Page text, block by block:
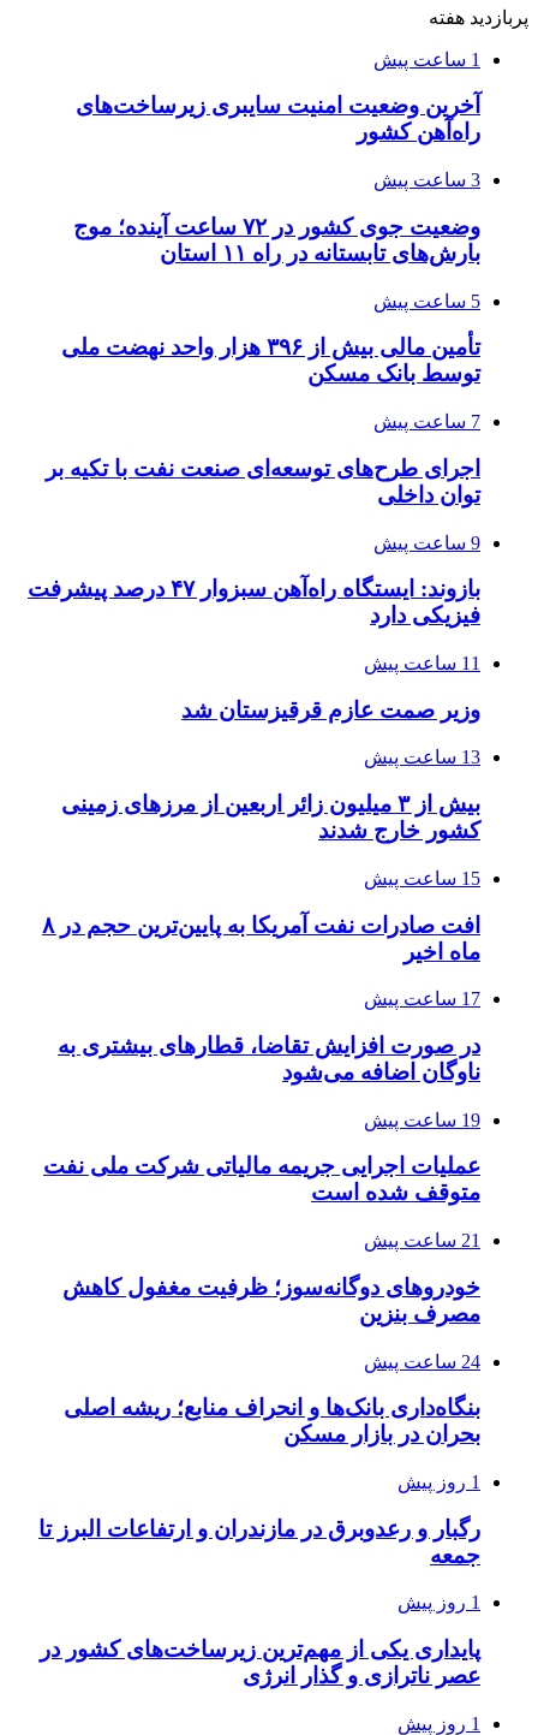
پربازدید هفته
1 ساعت پیش
آخرین وضعیت امنیت سایبری زیرساخت‌های
راه‌آهن کشور
3 ساعت پیش
وضعیت جوی کشور در ۷۲ ساعت آینده؛ موج
بارش‌های تابستانه در راه ۱۱ استان
5 ساعت پیش
تأمین مالی بیش از ۳۹۶ هزار واحد نهضت ملی
توسط بانک مسکن
7 ساعت پیش
اجرای طرح‌های توسعه‌ای صنعت نفت با تکیه بر
توان داخلی
9 ساعت پیش
بازوند: ایستگاه راه‌آهن سبزوار ۴۷ درصد پیشرفت
فیزیکی دارد
11 ساعت پیش
وزیر صمت عازم قرقیزستان شد
13 ساعت پیش
بیش از ۳ میلیون زائر اربعین از مرزهای زمینی
کشور خارج شدند
15 ساعت پیش
افت صادرات نفت آمریکا به پایین‌ترین حجم در ۸
ماه اخیر
17 ساعت پیش
در صورت افزایش تقاضا، قطارهای بیشتری به
ناوگان اضافه می‌شود
19 ساعت پیش
عملیات اجرایی جریمه مالیاتی شرکت ملی نفت
متوقف شده است
21 ساعت پیش
خودروهای دوگانه‌سوز؛ ظرفیت مغفول کاهش
مصرف بنزین
24 ساعت پیش
بنگاه‌داری بانک‌ها و انحراف منابع؛ ریشه اصلی
بحران در بازار مسکن
1 روز پیش
رگبار و رعدوبرق در مازندران و ارتفاعات البرز تا
جمعه
1 روز پیش
پایداری یکی از مهم‌ترین زیرساخت‌های کشور در
عصر ناترازی و گذار انرژی
1 روز پیش